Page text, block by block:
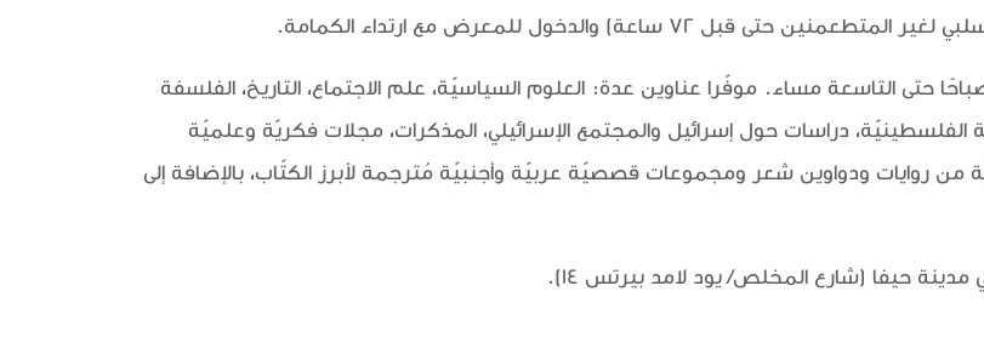
ساعة) والدخول للمعرض مع ارتداء الكمامة.
، يوميًا من العاشرة صباحًا حتى التاسعة مساء. موفّرا عناوين عدة: العلوم السياسيّة، علم الاجتماع، التاريخ، الفلسفة
الفلسطينيّة، دراسات حول إسرائيل والمجتمع الإسرائيلي، المذكرات، مجلات فكريّة وعلميّة
روايات ودواوين شعر ومجموعات قصصيّة عربيّة وأجنبيّة مُترجمة لأبرز الكتّاب، بالإضافة إلى
حيفا (شارع المخلص/ يود لامد بيرتس 14).